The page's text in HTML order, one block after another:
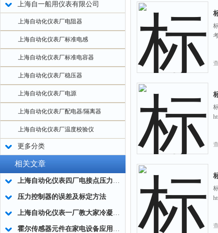
上海自一船用仪表有限公司
上海自动化仪表厂电阻器
上海自动化仪表厂标准电感
上海自动化仪表厂标准电容器
上海自动化仪表厂稳压器
上海自动化仪表厂电源
上海自动化仪表厂配电器/隔离器
上海自动化仪表厂温度校验仪
更多分类
相关文章
上海自动化仪表四厂电接点压力表结构原理与接线
压力控制器的误差及标定方法
上海自动化仪表一厂教大家冷凝器的故障排除方法
霍尔传感器元件在家电设备应用中的优势